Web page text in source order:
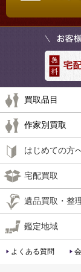
買取品目
作家別買取
はじめての方
宅配買取
遺品買取・整
鑑定地域
よくある質問